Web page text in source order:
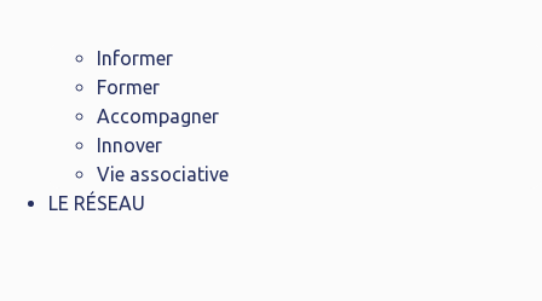
Informer
Former
Accompagner
Innover
Vie associative
LE RÉSEAU